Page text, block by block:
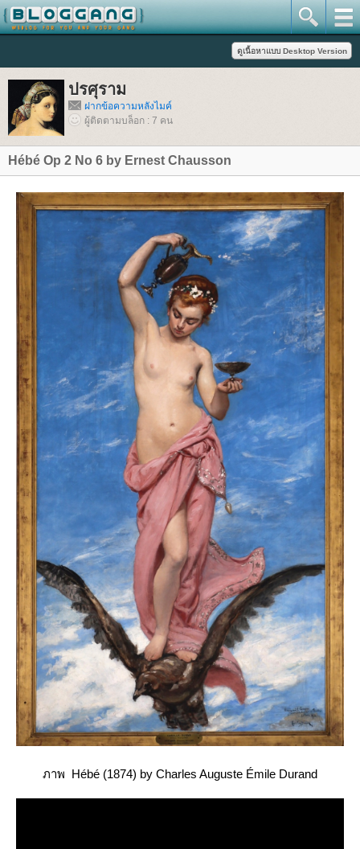
ปรศุราม
ฝากข้อความหลังไมค์
ผู้ติดตามบล็อก : 7 คน
Hébé Op 2 No 6 by Ernest Chausson
ภาพ Hébé (1874) by Charles Auguste Émile Durand